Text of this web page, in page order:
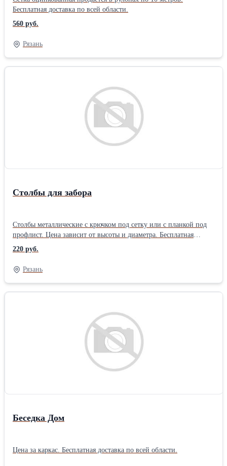
Бесплатная доставка по всей области.
560 руб.
Рязань
Столбы для забора
Столбы металлические с крючком под сетку или с планкой под
профлист. Цена зависит от высоты и диаметра. Бесплатная
доставка по всей области.
220 руб.
Рязань
Беседка Дом
Цена за каркас. Бесплатная доставка по всей области.